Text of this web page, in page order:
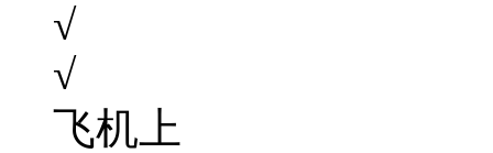
√
√
飞机上